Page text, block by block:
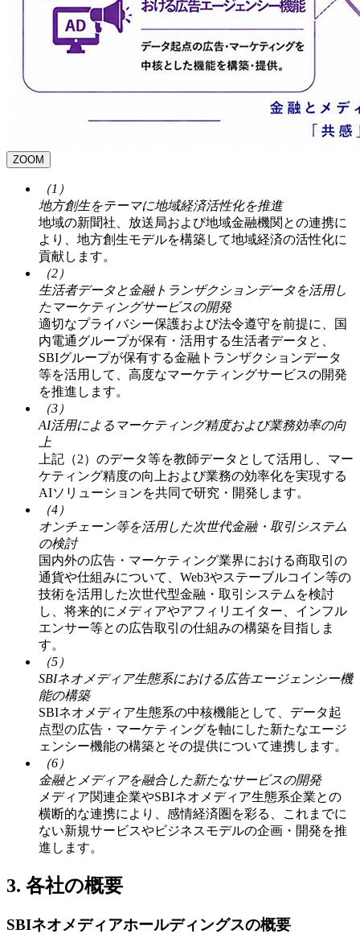
ZOOM
（1）
地方創生をテーマに地域経済活性化を推進
地域の新聞社、放送局および地域金融機関との連携に
より、地方創生モデルを構築して地域経済の活性化に
貢献します。
（2）
生活者データと金融トランザクションデータを活用し
たマーケティングサービスの開発
適切なプライバシー保護および法令遵守を前提に、国
内電通グループが保有・活用する生活者データと、
SBIグループが保有する金融トランザクションデータ
等を活用して、高度なマーケティングサービスの開発
を推進します。
（3）
AI活用によるマーケティング精度および業務効率の向
上
上記（2）のデータ等を教師データとして活用し、マー
ケティング精度の向上および業務の効率化を実現する
AIソリューションを共同で研究・開発します。
（4）
オンチェーン等を活用した次世代金融・取引システム
の検討
国内外の広告・マーケティング業界における商取引の
通貨や仕組みについて、Web3やステーブルコイン等の
技術を活用した次世代型金融・取引システムを検討
し、将来的にメディアやアフィリエイター、インフル
エンサー等との広告取引の仕組みの構築を目指しま
す。
（5）
SBIネオメディア生態系における広告エージェンシー機
能の構築
SBIネオメディア生態系の中核機能として、データ起
点型の広告・マーケティングを軸にした新たなエージ
ェンシー機能の構築とその提供について連携します。
（6）
金融とメディアを融合した新たなサービスの開発
メディア関連企業やSBIネオメディア生態系企業との
横断的な連携により、感情経済圏を彩る、これまでに
ない新規サービスやビジネスモデルの企画・開発を推
進します。
3. 各社の概要
SBIネオメディアホールディングスの概要